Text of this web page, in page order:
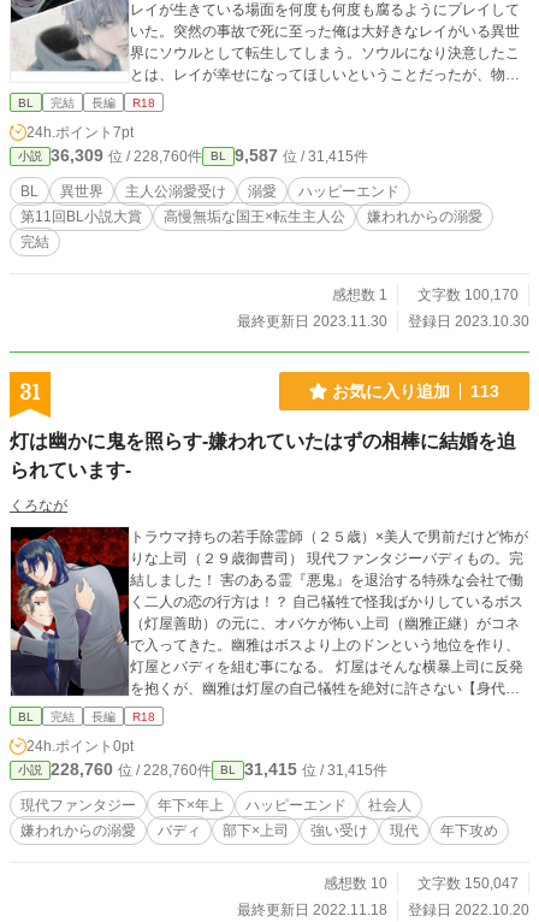
レイが生きている場面を何度も何度も腐るようにプレイして
いた。突然の事故で死に至った俺は大好きなレイがいる異世
界にソウルとして転生してしまう。ソウルになり決意したこ
とは、レイが幸せになってほしいということだったが、物語
が進むにつれ、優しい、天使みたいなレイが人の性器を足で
レイを殺すように何者かに仕向けられていたことを知り、許
せない朶はとある行動を起こしていく。 ※表紙絵はミカスケ
様よりお借りしました。
BL 完結 長編 R18
24h.ポイント 7pt
小説 36,309 位 / 228,760件 BL 9,587 位 / 31,415件
BL 異世界 主人公溺愛受け 溺愛
ハッピーエンド
第11回BL小説大賞
高慢無垢な国王×転生主人公
嫌われからの溺愛
完結
感想数 1
文字数 100,170
最終更新日 2023.11.30
登録日 2023.10.30
31 お気に入り追加 113
灯は幽かに鬼を照らす‐嫌われていたはずの相棒に結婚を迫
られています‐
くろなが
トラウマ持ちの若手除霊師（２５歳）×美人で男前だけど怖が
りな上司（２９歳御曹司） 現代ファンタジーバディもの。完
結しました！ 害のある霊『悪鬼』を退治する特殊な会社で働
く二人の恋の行方は！？ 自己犠牲で怪我ばかりしているボス
（灯屋善助）の元に、オバケが怖い上司（幽雅正継）がコネ
で入ってきた。幽雅はボスより上のドンという地位を作り、
灯屋とバディを組む事になる。 灯屋はそんな横暴上司に反発
を抱くが、幽雅は灯屋の自己犠牲を絶対に許さない【身代わ
り】の能力を持っていた。 自分が怪我をすれば幽雅がその怪
誰よりも戦闘力が高いものの、大きな弱点があり、幽雅に助
けられたのをキッカケに、灯屋は今までの態度と打って変わ
り、全力で幽雅を口説き始める。 「幽雅さんの家の権力を使
って法律を変えて俺と結婚しましょう」 灯は幽かに鬼を照ら
す（ともしびはかすかにおにをてらす） ※視点切り替えで進
品はノベルアップ＋、ムーンライトノベルズ、Pixiv、カクヨ
BL 完結 長編 R18
24h.ポイント 0pt
小説 228,760 位 / 228,760件 BL 31,415 位 / 31,415件
現代ファンタジー 年下×年上 ハッピーエンド
社会人
嫌われからの溺愛
バディ 部下×上司 強い受け 現代 年下攻め
感想数 10
文字数 150,047
最終更新日 2022.11.18
登録日 2022.10.20